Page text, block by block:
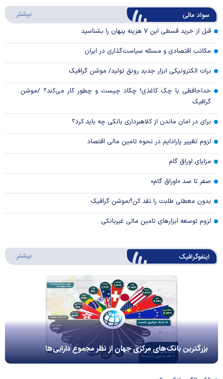
Video
سواد مالی بیشتر
قبل از خرید قسطی این ۷ هزینه پنهان را بشناسید
مکاتب اقتصادی و مسئله سیاست‌گذاری در ایران
برات الکترونیکی ابزار جدید رونق تولید/ موشن گرافیک
خداحافظی با چک کاغذی! چکاد چیست و چطور کار می‌کند؟ /موشن
گرافیک
برای در امان ماندن از کلاهبرداری بانکی چه باید کرد؟
لزوم تغییر پارادایم در نحوه تامین مالی اقتصاد
مزایای اوراق گام
صفر تا صد «اوراق گام»
بدون معطلی طلبت را نقد کن!/موشن گرافیک
لزوم توسعه ابزارهای تامین مالی غیربانکی
اینفوگرافیک بیشتر
بزرگترین بانک‌های مرکزی جهان از نظر مجموع دارایی‌ها